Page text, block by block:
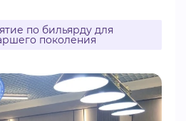
по бильярду для
поколения